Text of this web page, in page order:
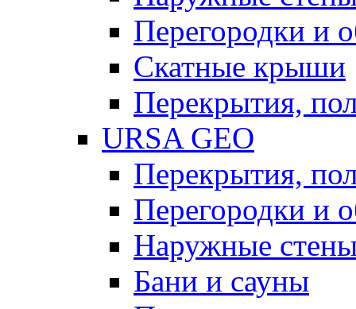
Перегородки и
Скатные крыши
Перекрытия,
URSA GEO
Перекрытия,
Перегородки и
Наружные
Бани и сауны